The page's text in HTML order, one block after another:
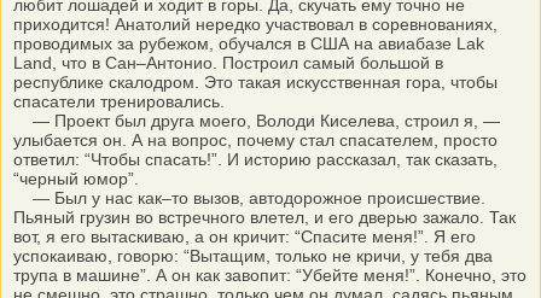
любит лошадей и ходит в горы. Да, скучать ему точно не
приходится! Анатолий нередко участвовал в соревнованиях,
проводимых за рубежом, обучался в США на авиабазе Lak
Land, что в Сан–Антонио. Построил самый большой в
республике скалодром. Это такая искусственная гора, чтобы
спасатели тренировались.
— Проект был друга моего, Володи Киселева, строил я, —
улыбается он. А на вопрос, почему стал спасателем, просто
ответил: “Чтобы спасать!”. И историю рассказал, так сказать,
“черный юмор”.
— Был у нас как–то вызов, автодорожное происшествие.
Пьяный грузин во встречного влетел, и его дверью зажало. Так
вот, я его вытаскиваю, а он кричит: “Спасите меня!”. Я его
успокаиваю, говорю: “Вытащим, только не кричи, у тебя два
трупа в машине”. А он как завопит: “Убейте меня!”. Конечно, это